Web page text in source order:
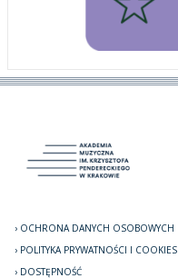
OCHRONA DANYCH OSOBOWYCH
POLITYKA PRYWATNOŚCI I COOKIES
DOSTĘPNOŚĆ